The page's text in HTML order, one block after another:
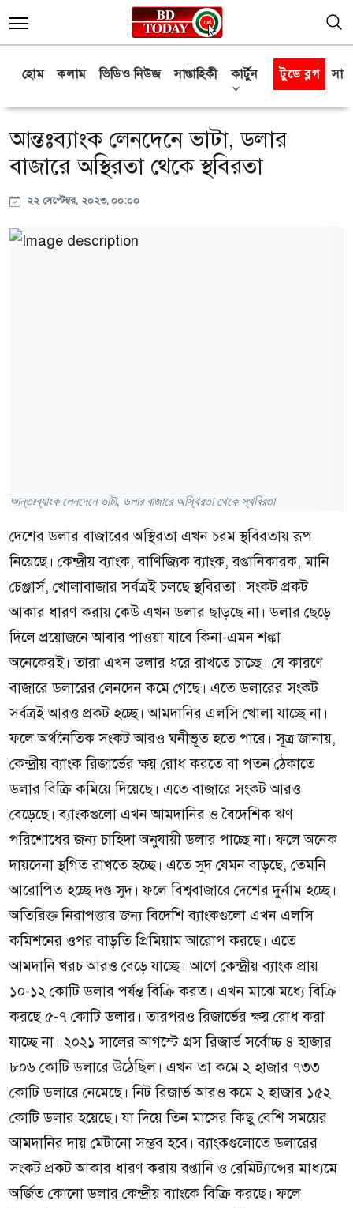
হোম কলাম ভিডিও নিউজ সাপ্তাহিকী কার্টুন টুডে ব্লগ
আন্তঃব্যাংক লেনদেনে ভাটা, ডলার
বাজারে অস্থিরতা থেকে স্থবিরতা
২২ সেপ্টেম্বর, ২০২৩, ০০:০০
আন্তঃব্যাংক লেনদেনে ভাটা, ডলার বাজারে অস্থিরতা থেকে স্থবিরতা
দেশের ডলার বাজারের অস্থিরতা এখন চরম স্থবিরতায় রূপ
নিয়েছে। কেন্দ্রীয় ব্যাংক, বাণিজ্যিক ব্যাংক, রপ্তানিকারক, মানি
চেঞ্জার্স, খোলাবাজার সর্বত্রই চলছে স্থবিরতা। সংকট প্রকট
আকার ধারণ করায় কেউ এখন ডলার ছাড়ছে না। ডলার ছেড়ে
দিলে প্রয়োজনে আবার পাওয়া যাবে কিনা-এমন শঙ্কা
অনেকেরই। তারা এখন ডলার ধরে রাখতে চাচ্ছে। যে কারণে
বাজারে ডলারের লেনদেন কমে গেছে। এতে ডলারের সংকট
সর্বত্রই আরও প্রকট হচ্ছে। আমদানির এলসি খোলা যাচ্ছে না।
ফলে অর্থনৈতিক সংকট আরও ঘনীভূত হতে পারে। সূত্র জানায়,
কেন্দ্রীয় ব্যাংক রিজার্ভের ক্ষয় রোধ করতে বা পতন ঠেকাতে
ডলার বিক্রি কমিয়ে দিয়েছে। এতে বাজারে সংকট আরও
বেড়েছে। ব্যাংকগুলো এখন আমদানির ও বৈদেশিক ঋণ
পরিশোধের জন্য চাহিদা অনুযায়ী ডলার পাচ্ছে না। ফলে অনেক
দায়দেনা স্থগিত রাখতে হচ্ছে। এতে সুদ যেমন বাড়ছে, তেমনি
আরোপিত হচ্ছে দণ্ড সুদ। ফলে বিশ্ববাজারে দেশের দুর্নাম হচ্ছে।
অতিরিক্ত নিরাপত্তার জন্য বিদেশি ব্যাংকগুলো এখন এলসি
কমিশনের ওপর বাড়তি প্রিমিয়াম আরোপ করছে। এতে
আমদানি খরচ আরও বেড়ে যাচ্ছে। আগে কেন্দ্রীয় ব্যাংক প্রায়
১০-১২ কোটি ডলার পর্যন্ত বিক্রি করত। এখন মাঝে মধ্যে বিক্রি
করছে ৫-৭ কোটি ডলার। তারপরও রিজার্ভের ক্ষয় রোধ করা
যাচ্ছে না। ২০২১ সালের আগস্টে গ্রস রিজার্ভ সর্বোচ্চ ৪ হাজার
৮০৬ কোটি ডলারে উঠেছিল। এখন তা কমে ২ হাজার ৭৩৩
কোটি ডলারে নেমেছে। নিট রিজার্ভ আরও কমে ২ হাজার ১৫২
কোটি ডলার হয়েছে। যা দিয়ে তিন মাসের কিছু বেশি সময়ের
আমদানির দায় মেটানো সম্ভব হবে। ব্যাংকগুলোতে ডলারের
সংকট প্রকট আকার ধারণ করায় রপ্তানি ও রেমিট্যান্সের মাধ্যমে
অর্জিত কোনো ডলার কেন্দ্রীয় ব্যাংকে বিক্রি করছে। ফলে